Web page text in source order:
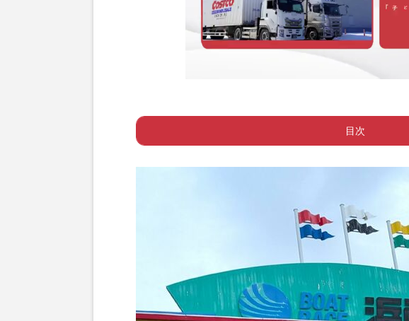
目次
Page 1 ー ジーコが起用された理由は